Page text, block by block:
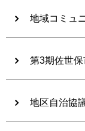
地域コミュ
第3期佐世
地区自治協